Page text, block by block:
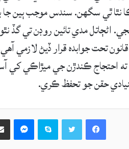
نٿا ٿي سگهن. سندس موجب ٻين
اڻڄاتل مدي تائين روڊن تي
تحت جوابده قرار ڏيڻ
احتجاج ڪندڙن جي ميڙاڪي کي
حقن جو تحفظ ڪري.
Facebook
Skype